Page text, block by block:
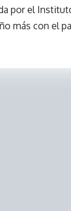
por el
más con el